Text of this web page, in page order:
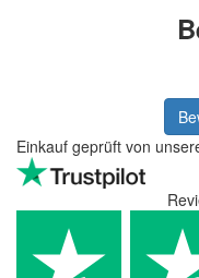
Einkauf geprüft von